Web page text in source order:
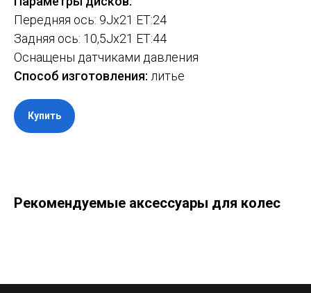
Передняя ось: 9Jx21 ET:24
Задняя ось: 10,5Jx21 ET:44
Оснащены датчиками давления
Способ изготовления: литье
Купить
Рекомендуемые аксессуары для колес